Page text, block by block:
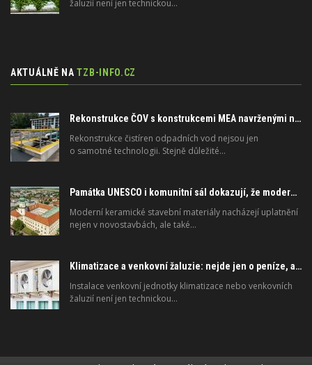
žaluzií není jen technickou…
AKTUÁLNĚ NA TZB-INFO.CZ
Rekonstrukce ČOV s konstrukcemi MEA navrženými na dlouhou životnost
Rekonstrukce čistíren odpadních vod nejsou jen
o samotné technologii. Stejně důležité…
Památka UNESCO i komunitní sál dokazují, že moderní materiály nejsou jen pro novostavby
Moderní keramické stavební materiály nacházejí uplatnění
nejen v novostavbách, ale také…
Klimatizace a venkovní žaluzie: nejde jen o peníze, ale i o právo
Instalace venkovní jednotky klimatizace nebo venkovních
žaluzií není jen technickou…